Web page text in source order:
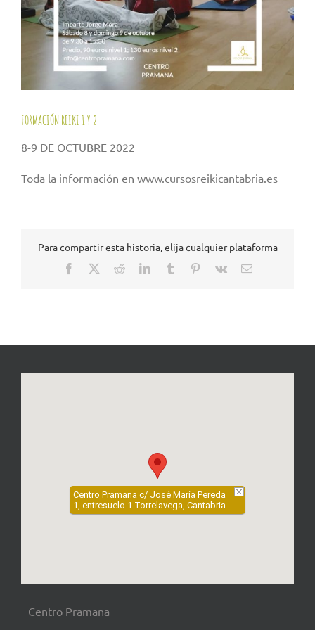
FORMACIÓN REIKI 1 Y 2
8-9 DE OCTUBRE 2022
Toda la información en www.cursosreikicantabria.es
Para compartir esta historia, elija cualquier plataforma
Facebook RedditLinkedInTumblr Pinterest
Vk
Correo
Centro Pramana c/ José María Pereda
1, entresuelo 1 Torrelavega, Cantabria
Centro Pramana